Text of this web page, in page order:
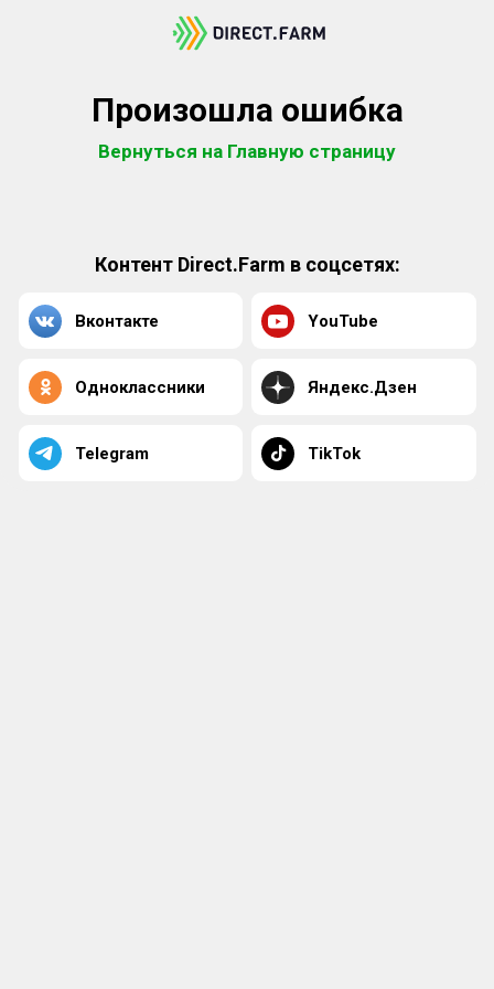
Произошла ошибка
Вернуться на Главную страницу
Контент Direct.Farm в соцсетях:
Вконтакте YouTube
Одноклассники Яндекс.Дзен
Telegram TikTok